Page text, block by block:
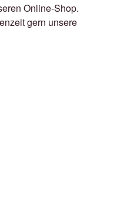
Online-Shop.
gern unsere